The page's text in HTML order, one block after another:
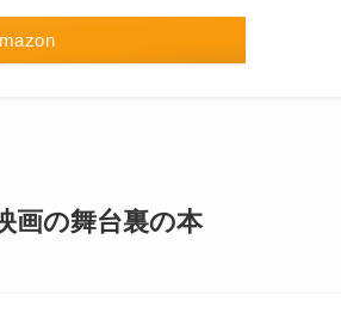
の舞台裏の本